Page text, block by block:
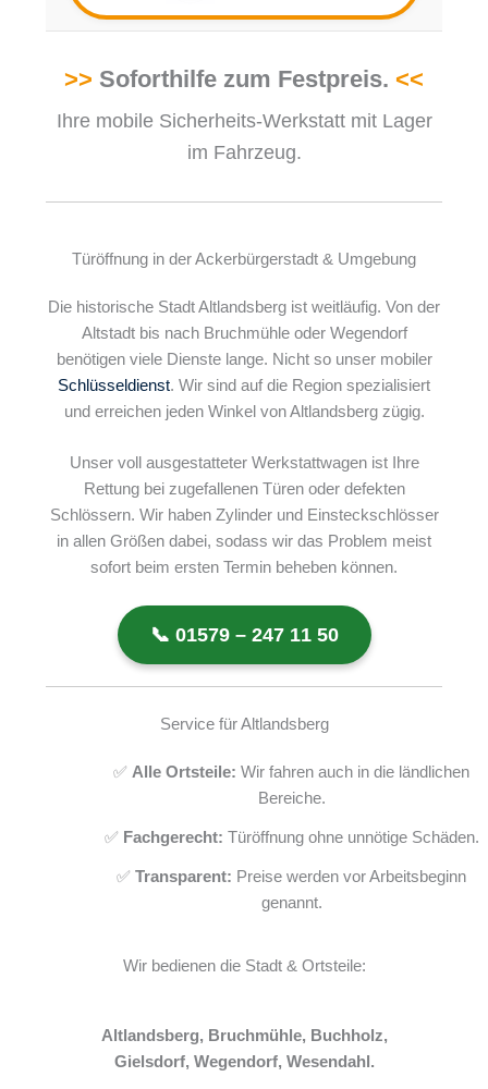
>> Soforthilfe zum Festpreis. <<
Ihre mobile Sicherheits-Werkstatt mit Lager
im Fahrzeug.
Türöffnung in der Ackerbürgerstadt & Umgebung
Die historische Stadt Altlandsberg ist weitläufig. Von der
Altstadt bis nach Bruchmühle oder Wegendorf
benötigen viele Dienste lange. Nicht so unser mobiler
Schlüsseldienst. Wir sind auf die Region spezialisiert
und erreichen jeden Winkel von Altlandsberg zügig.
Unser voll ausgestatteter Werkstattwagen ist Ihre
Rettung bei zugefallenen Türen oder defekten
Schlössern. Wir haben Zylinder und Einsteckschlösser
in allen Größen dabei, sodass wir das Problem meist
sofort beim ersten Termin beheben können.
📞 01579 – 247 11 50
Service für Altlandsberg
✅Alle Ortsteile: Wir fahren auch in die ländlichen
Bereiche.
✅ Fachgerecht: Türöffnung ohne unnötige Schäden.
✅Transparent: Preise werden vor Arbeitsbeginn
genannt.
Wir bedienen die Stadt & Ortsteile:
Altlandsberg, Bruchmühle, Buchholz,
Gielsdorf, Wegendorf, Wesendahl.